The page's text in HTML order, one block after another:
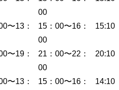
00
〜13：
15：00〜16：
00
15:10
〜19：
21：00〜22：
00
20:10
〜13：
15：00〜16：
14:10